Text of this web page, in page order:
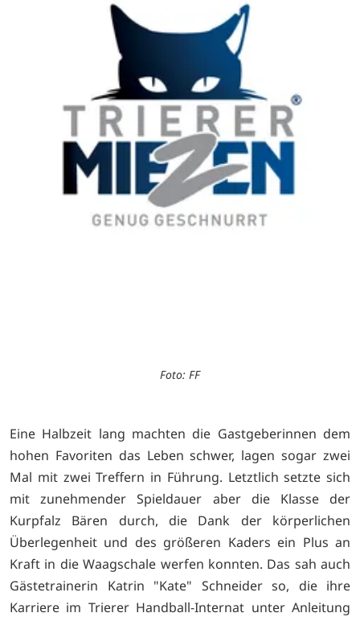
Foto: FF
Eine Halbzeit lang machten die Gastgeberinnen dem
hohen Favoriten das Leben schwer, lagen sogar zwei
Mal mit zwei Treffern in Führung. Letztlich setzte sich
mit zunehmender Spieldauer aber die Klasse der
Kurpfalz Bären durch, die Dank der körperlichen
Überlegenheit und des größeren Kaders ein Plus an
Kraft in die Waagschale werfen konnten. Das sah auch
Gästetrainerin Katrin "Kate" Schneider so, die ihre
Karriere im Trierer Handball-Internat unter Anleitung